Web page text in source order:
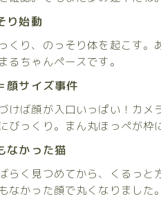
り始動
くり、のっそり体を起こす。
るちゃんペースです。
顔サイズ事件
けば顔が入口いっぱい！カメ
びっくり。まん丸ほっぺが枠
なかった猫
らく見つめてから、くるっ
なかった顔で丸くなりました